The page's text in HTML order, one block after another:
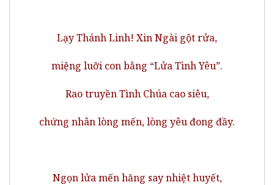
Lạy Thánh Linh! Xin Ngài gột rửa,
miệng luỡi con bằng “Lửa Tình Yêu”.
Rao truyền Tình Chúa cao siêu,
chứng nhân lòng mến, lòng yêu đong đầy.
Ngọn lửa mến hăng say nhiệt huyết,